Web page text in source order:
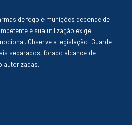
de fogo e munições depende de
e sua utilização exige
Observe a legislação. Guarde
separados, forado alcance de
autorizadas.